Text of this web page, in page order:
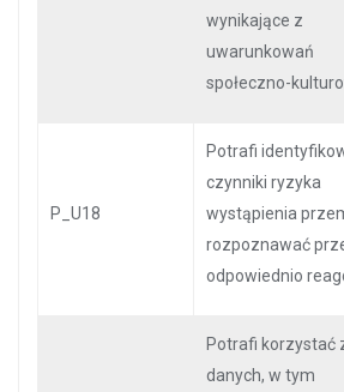
wynikające z
uwarunkowań
społeczno-
P_U18
Potrafi
czynniki ryzyka
wystąpienia
rozpoznawać
odpowiednio
Potrafi korzystać
danych, w tym